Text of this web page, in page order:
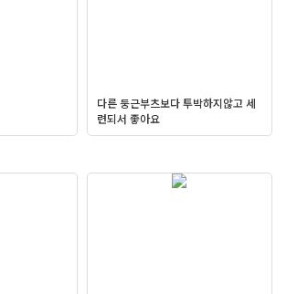
다른 둥근부츠보다 투박하지않고 세
련되서 좋아요